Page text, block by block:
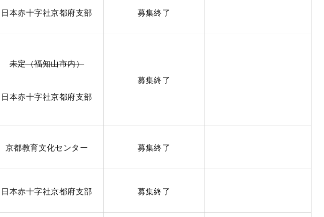
日本赤十字社京都府支部 募集終了
未定（福知山市内）
日本赤十字社京都府支部
募集終了
京都教育文化センター 募集終了
日本赤十字社京都府支部 募集終了